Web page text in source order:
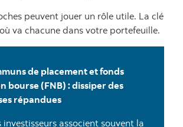
peuvent jouer un rôle utile. La clé
va chacune dans votre portefeuille.
de placement et fonds
bourse (FNB) : dissiper des
répandues
investisseurs associent souvent la